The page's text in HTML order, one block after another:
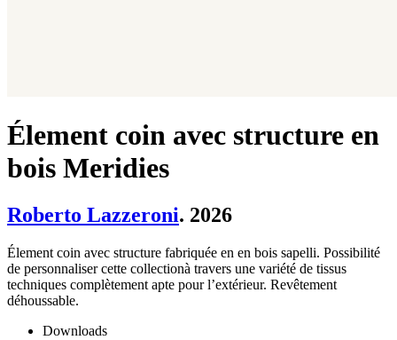
Élement coin avec structure en
bois Meridies
Roberto Lazzeroni. 2026
Élement coin avec structure fabriquée en en bois sapelli. Possibilité
de personnaliser cette collectionà travers une variété de tissus
techniques complètement apte pour l’extérieur. Revêtement
déhoussable.
Downloads